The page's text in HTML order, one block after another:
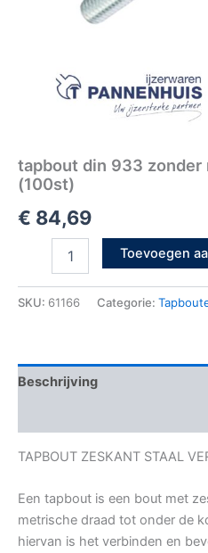
tapbout din 933 zonder
(100st)
€ 84,69
Toevoegen
SKU: 61166 Categorie:
Beschrijving
TAPBOUT ZESKANT STAAL
Een tapbout is een bout met
metrische draad tot onder de
hiervan is het verbinden en